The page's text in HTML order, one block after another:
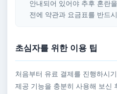
안내되어 있어야 추후 혼란
전에 약관과 요금표를 반드
초심자를 위한 이용 팁
처음부터 유료 결제를 진행하시
제공 기능을 충분히 사용해 보신